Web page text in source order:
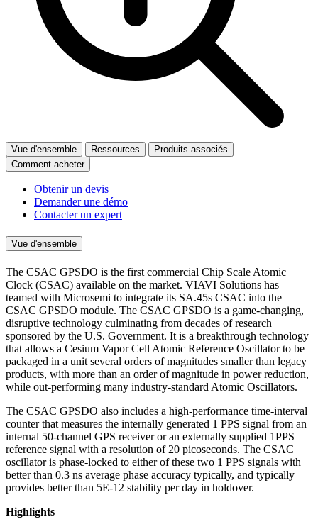
Vue d'ensemble Ressources
Produits associés
Comment acheter
Obtenir un devis
Demander une démo
Contacter un expert
Vue d'ensemble
The CSAC GPSDO is the first commercial Chip Scale Atomic
Clock (CSAC) available on the market. VIAVI Solutions has
teamed with Microsemi to integrate its SA.45s CSAC into the
CSAC GPSDO module. The CSAC GPSDO is a game-changing,
disruptive technology culminating from decades of research
sponsored by the U.S. Government. It is a breakthrough technology
that allows a Cesium Vapor Cell Atomic Reference Oscillator to be
packaged in a unit several orders of magnitudes smaller than legacy
products, with more than an order of magnitude in power reduction,
while out-performing many industry-standard Atomic Oscillators.
The CSAC GPSDO also includes a high-performance time-interval
counter that measures the internally generated 1 PPS signal from an
internal 50-channel GPS receiver or an externally supplied 1PPS
reference signal with a resolution of 20 picoseconds. The CSAC
oscillator is phase-locked to either of these two 1 PPS signals with
better than 0.3 ns average phase accuracy typically, and typically
provides better than 5E-12 stability per day in holdover.
Highlights